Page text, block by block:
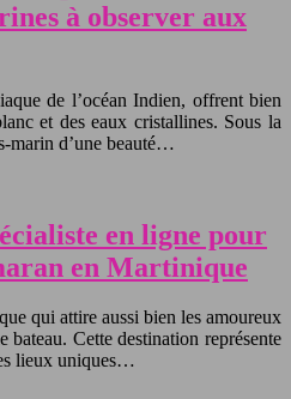
à observer aux
de l’océan Indien, offrent bien
et des eaux cristallines. Sous la
marin d’une beauté…
en ligne pour
en Martinique
qui attire aussi bien les amoureux
bateau. Cette destination représente
lieux uniques…